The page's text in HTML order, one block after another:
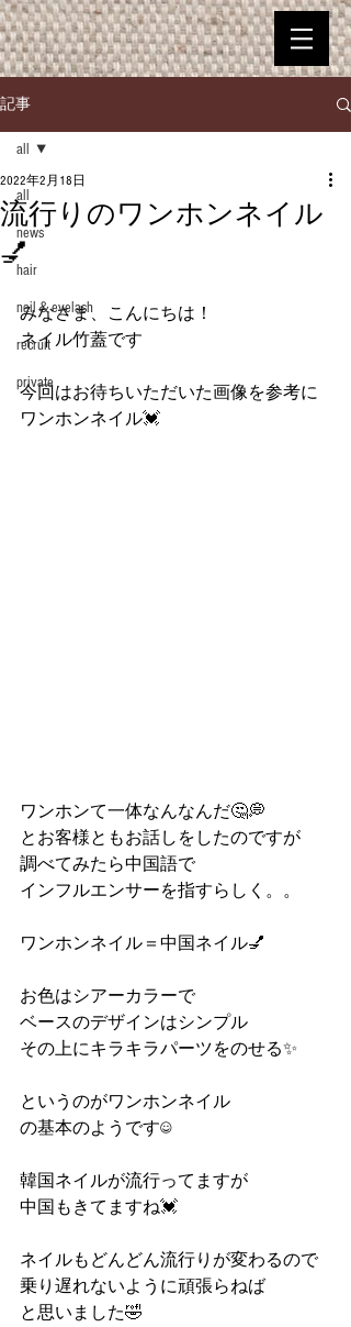
記事
all
news
hair
nail＆eyelash
recruit
private
all
流行りのワンホンネイル
💅
2022年2月18日
みなさま、こんにちは！
ネイル竹蓋です
今回はお待ちいただいた画像を参考に
ワンホンネイル💓
ワンホンて一体なんなんだ🤔💭
とお客様ともお話しをしたのですが
調べてみたら中国語で
インフルエンサーを指すらしく。。
ワンホンネイル＝中国ネイル💅
お色はシアーカラーで
ベースのデザインはシンプル
その上にキラキラパーツをのせる✨
というのがワンホンネイル
の基本のようです☺️
韓国ネイルが流行ってますが
中国もきてますね💓
ネイルもどんどん流行りが変わるので
乗り遅れないように頑張らねば
と思いました🤣